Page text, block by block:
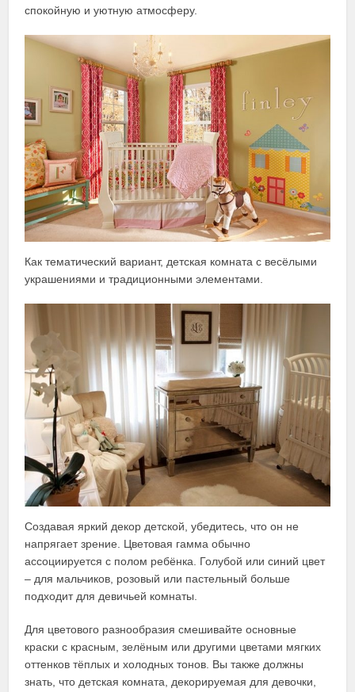
спокойную и уютную атмосферу.
Как тематический вариант, детская комната с весёлыми
украшениями и традиционными элементами.
Создавая яркий декор детской, убедитесь, что он не
напрягает зрение. Цветовая гамма обычно
ассоциируется с полом ребёнка. Голубой или синий цвет
– для мальчиков, розовый или пастельный больше
подходит для девичьей комнаты.
Для цветового разнообразия смешивайте основные
краски с красным, зелёным или другими цветами мягких
оттенков тёплых и холодных тонов. Вы также должны
знать, что детская комната, декорируемая для девочки,